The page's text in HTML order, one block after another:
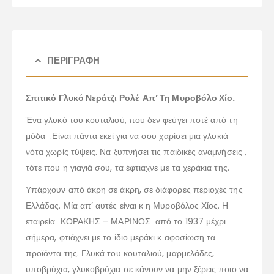
ΠΕΡΙΓΡΑΦΉ
Σπιτικό Γλυκό Νεράτζι Ρολέ Απ’ Τη Μυροβόλο Χίο.
Ένα γλυκό του κουταλιού, που δεν φεύγει ποτέ από τη
μόδα .Είναι πάντα εκεί για να σου χαρίσει μια γλυκιά
νότα χωρίς τύψεις. Να ξυπνήσει τις παιδικές αναμνήσεις ,
τότε που η γιαγιά σου, τα έφτιαχνε με τα χεράκια της.
Υπάρχουν από άκρη σε άκρη, σε διάφορες περιοχές της
Ελλάδας. Μία απ’ αυτές είναι κ η Μυροβόλος Χίος. Η
εταιρεία ΚΟΡΑΚΗΣ – ΜΑΡΙΝΟΣ από το 1937 μέχρι
σήμερα, φτιάχνει με το ίδιο μεράκι κ αφοσίωση τα
προϊόντα της. Γλυκά του κουταλιού, μαρμελάδες,
υποβρύχια, γλυκοβρύχια σε κάνουν να μην ξέρεις ποιο να